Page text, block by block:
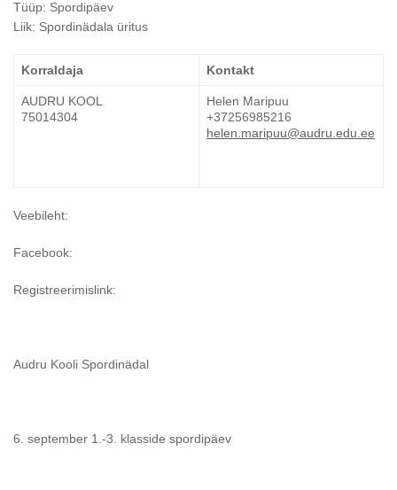
Tüüp: Spordipäev
Liik: Spordinädala üritus
Korraldaja Kontakt
AUDRU KOOL
75014304
Helen Maripuu
+37256985216
helen.maripuu@audru.edu.ee
Veebileht:
Facebook:
Registreerimislink:
Audru Kooli Spordinädal
6. september 1.-3. klasside spordipäev